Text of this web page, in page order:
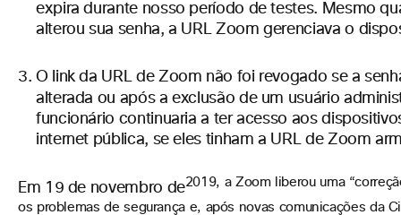
expira durante nosso período de testes. Mesmo
alterou sua senha, a URL Zoom gerenciava o
O link da URL de Zoom não foi revogado se a
alterada ou após a exclusão de um usuário
funcionário continuaria a ter acesso aos
internet pública, se eles tinham a URL de Zoom
Em 19 de novembro de2019, a Zoom liberou uma
os problemas de segurança e, após novas comunicações da